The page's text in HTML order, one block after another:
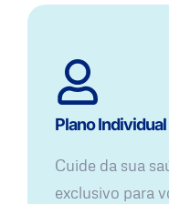
Plano Individual
Cuide da sua
exclusivo para